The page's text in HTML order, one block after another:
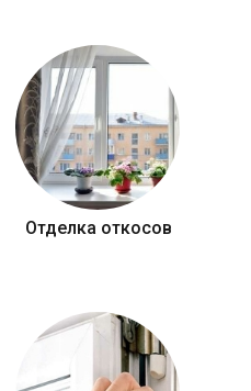
Отделка откосов